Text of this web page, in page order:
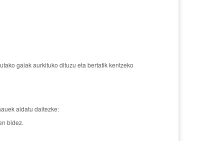
gaiak aurkituko dituzu eta bertatik kentzeko
aldatu daitezke:
bidez.